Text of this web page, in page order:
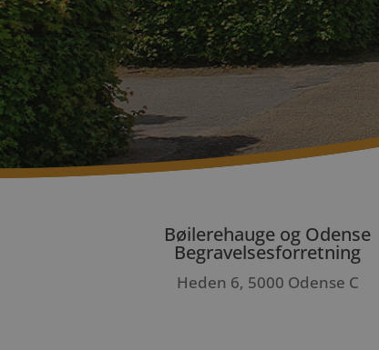
Bøilerehauge og Odense
Begravelsesforretning
Heden 6, 5000 Odense C